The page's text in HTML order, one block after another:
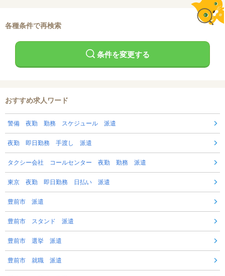
各種条件で再検索
条件を変更する
おすすめ求人ワード
警備 夜勤 勤務 スケジュール 派遣
夜勤 即日勤務 手渡し 派遣
タクシー会社 コールセンター 夜勤 勤務 派遣
東京 夜勤 即日勤務 日払い 派遣
豊前市 派遣
豊前市 スタンド 派遣
豊前市 選挙 派遣
豊前市 就職 派遣